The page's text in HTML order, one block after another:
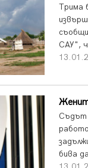
Трима
САУ",
Съдът
бива